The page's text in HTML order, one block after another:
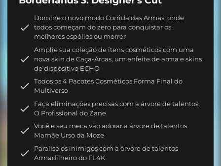
Domine o novo modo Corrida das Armas, onde
todos começam do zero para conquistar os
melhores espólios ou morrer
Amplie sua coleção de itens cosméticos com uma
nova skin de Caça-Arcas, um enfeite de arma e skins
de dispositivo ECHO
Todos os 4 Pacotes Cosméticos Forma Final do
Multiverso
Faça eliminações precisas com a árvore de talentos
O Profissional do Zane
Você e seu meca vão adorar a árvore de talentos
Mamãe Urso da Moze
Paralise os inimigos com a árvore de talentos
Armadilheiro do FL4K